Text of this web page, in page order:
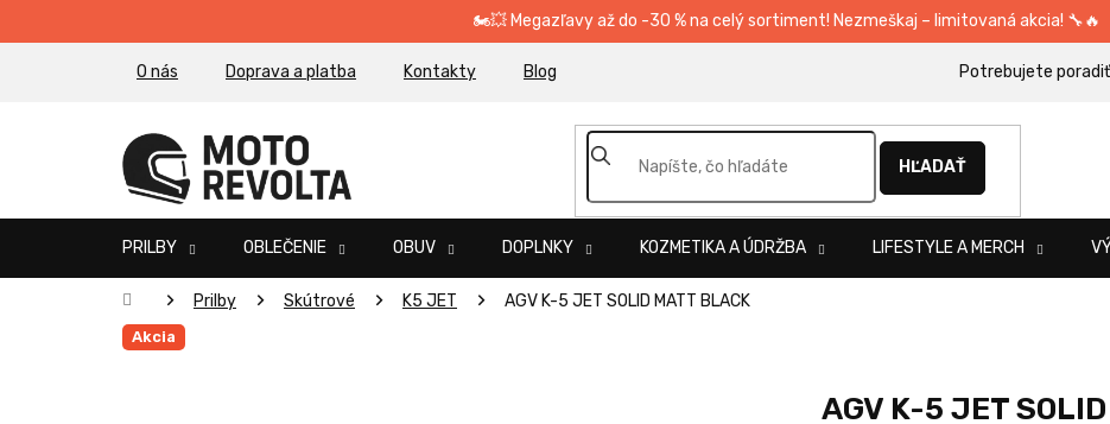
🏍️💥 Megazľavy až do -30 % na celý sortiment! Nezmeškaj – limitovaná akcia! 🔧🔥
O nás Doprava a platba Kontakty Blog
HĽADAŤ
PRILBY OBLEČENIE OBUV DOPLNKY KOZMETIKA A ÚDRŽBA LIFESTYLE A MERCH
DomovPrilby Skútrové K5 JET AGV K-5 JET SOLID MATT BLACK
Akcia
AGV K-5 JET